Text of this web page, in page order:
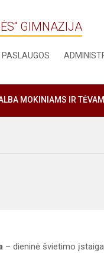
GIMNAZIJA
PASLAUGOS
MOKINIAMS IR
– dieninė švietimo